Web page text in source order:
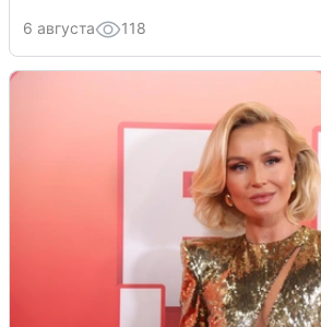
6 августа 118